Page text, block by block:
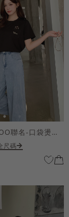
HOOLOOLOO聯名-口袋燙金KUKU熊短袖上衣
尺碼